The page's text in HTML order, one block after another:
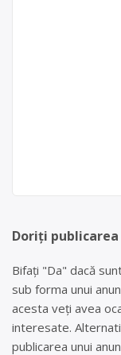
Doriți
Bifați "Da" dacă
sub forma unui
acesta veți avea
interesate.
publicarea unui